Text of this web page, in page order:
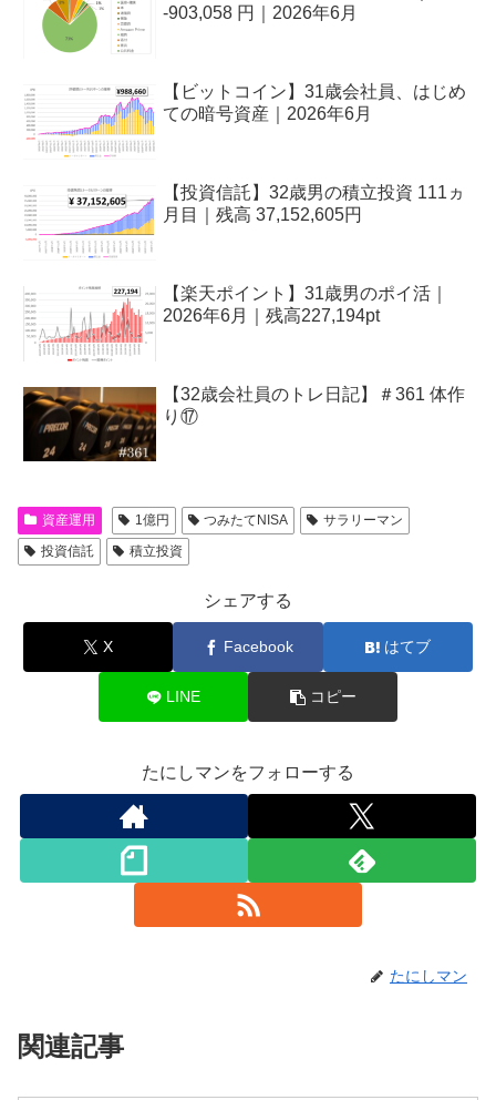
-903,058 円｜2026年6月
【ビットコイン】31歳会社員、はじめ
ての暗号資産｜2026年6月
【投資信託】32歳男の積立投資 111ヵ
月目｜残高 37,152,605円
【楽天ポイント】31歳男のポイ活｜
2026年6月｜残高227,194pt
【32歳会社員のトレ日記】＃361 体作
り⑰
資産運用 1億円 つみたてNISA
サラリーマン
投資信託
積立投資
シェアする
X Facebook はてブ
LINE コピー
たにしマンをフォローする
たにしマン
関連記事